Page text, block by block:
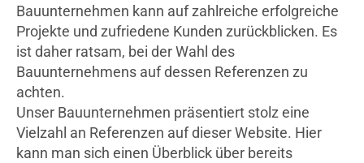
Bauunternehmen kann auf zahlreiche erfolgreiche
Projekte und zufriedene Kunden zurückblicken. Es
ist daher ratsam, bei der Wahl des
Bauunternehmens auf dessen Referenzen zu
achten.
Unser Bauunternehmen präsentiert stolz eine
Vielzahl an Referenzen auf dieser Website. Hier
kann man sich einen Überblick über bereits